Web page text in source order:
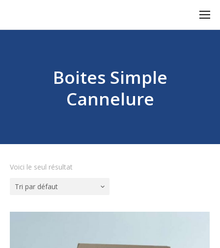
Boites Simple
Cannelure
Voici le seul résultat
Tri par défaut